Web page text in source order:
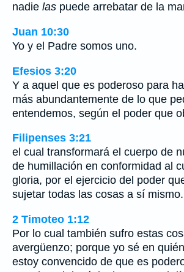
nadie las puede arrebatar de la
Juan 10:30
Yo y el Padre somos uno.
Efesios 3:20
Y a aquel que es poderoso para
más abundantemente de lo que
entendemos, según el poder que
Filipenses 3:21
el cual transformará el cuerpo de
de humillación en conformidad al
gloria, por el ejercicio del poder
sujetar todas las cosas a sí mismo.
2 Timoteo 1:12
Por lo cual también sufro estas
avergüenzo; porque yo sé en
estoy convencido de que es